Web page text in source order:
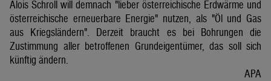
Alois Schroll will demnach "lieber österreichische Erdwärme und
österreichische erneuerbare Energie" nutzen, als "Öl und Gas
aus Kriegsländern". Derzeit braucht es bei Bohrungen die
Zustimmung aller betroffenen Grundeigentümer, das soll sich
künftig ändern.
APA